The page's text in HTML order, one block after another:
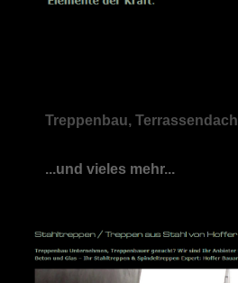
Treppenbau, Terrassendach
...und vieles mehr...